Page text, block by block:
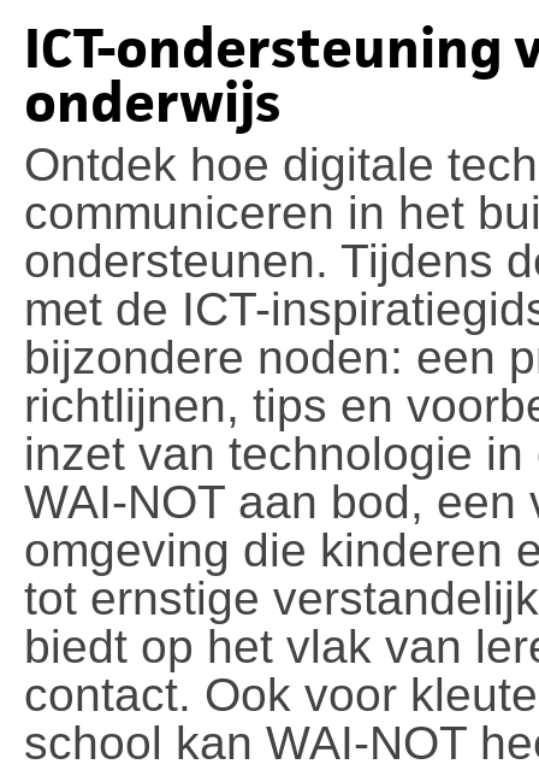
ICT-ondersteuning
onderwijs
Ontdek hoe digitale
communiceren in het
ondersteunen. Tijdens
met de ICT-
bijzondere noden: een
richtlijnen, tips en
inzet van technologie
WAI-NOT aan bod,
omgeving die kinderen
tot ernstige
biedt op het vlak van
contact. Ook voor
school kan WAI-NOT